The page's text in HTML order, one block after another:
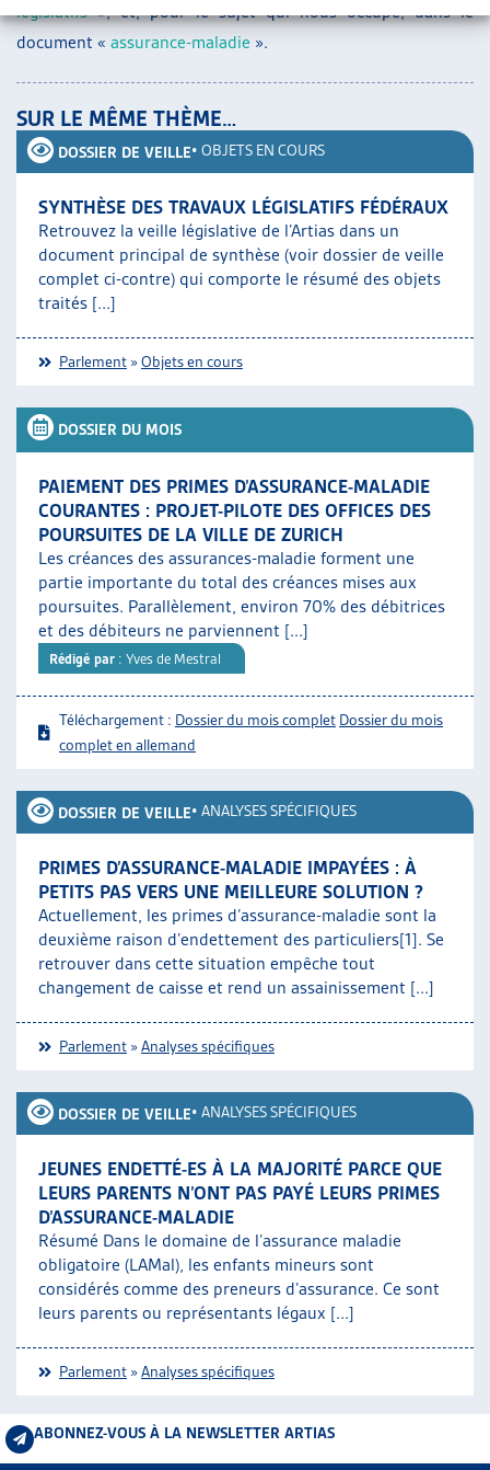
législatifs», et, pour le sujet qui nous occupe, dans le
document « assurance-maladie ».
SUR LE MÊME THÈME…
DOSSIER DE VEILLE• OBJETS EN COURS
SYNTHÈSE DES TRAVAUX LÉGISLATIFS FÉDÉRAUX
Retrouvez la veille législative de l’Artias dans un
document principal de synthèse (voir dossier de veille
complet ci-contre) qui comporte le résumé des objets
traités [...]
Parlement »Objets en cours
DOSSIER DU MOIS
PAIEMENT DES PRIMES D’ASSURANCE-MALADIE
COURANTES : PROJET-PILOTE DES OFFICES DES
POURSUITES DE LA VILLE DE ZURICH
Les créances des assurances-maladie forment une
partie importante du total des créances mises aux
poursuites. Parallèlement, environ 70% des débitrices
et des débiteurs ne parviennent [...]
Rédigé par : Yves de Mestral
Téléchargement : Dossier du mois complet Dossier du mois
complet en allemand
DOSSIER DE VEILLE• ANALYSES SPÉCIFIQUES
PRIMES D’ASSURANCE-MALADIE IMPAYÉES : À
PETITS PAS VERS UNE MEILLEURE SOLUTION ?
Actuellement, les primes d’assurance-maladie sont la
deuxième raison d’endettement des particuliers[1]. Se
retrouver dans cette situation empêche tout
changement de caisse et rend un assainissement [...]
Parlement »Analyses spécifiques
DOSSIER DE VEILLE• ANALYSES SPÉCIFIQUES
JEUNES ENDETTÉ-ES À LA MAJORITÉ PARCE QUE
LEURS PARENTS N’ONT PAS PAYÉ LEURS PRIMES
D’ASSURANCE-MALADIE
Résumé Dans le domaine de l’assurance maladie
obligatoire (LAMal), les enfants mineurs sont
considérés comme des preneurs d’assurance. Ce sont
leurs parents ou représentants légaux [...]
Parlement »Analyses spécifiques
ABONNEZ-VOUS À LA NEWSLETTER ARTIAS